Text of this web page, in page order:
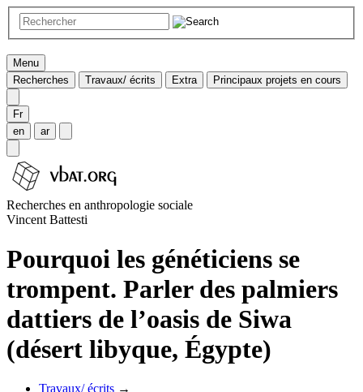
Menu
Recherches
Travaux/ écrits Extra Principaux projets en cours
Fr
en
ar
Recherches en anthropologie sociale
Vincent Battesti
Pourquoi les généticiens se
trompent. Parler des palmiers
dattiers de l’oasis de Siwa
(désert libyque, Égypte)
Travaux/ écrits →